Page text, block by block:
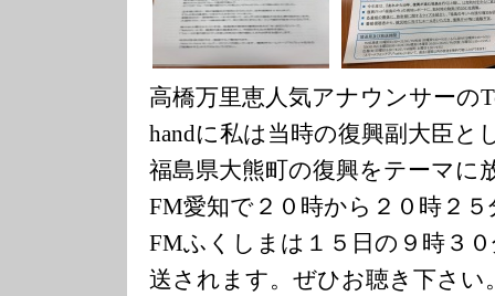
高橋万里恵人気アナウンサーの
handに私は当時の復興副大臣と
福島県大熊町の復興をテーマに
FM愛知で２０時から２０時２
FMふくしまは１５日の９時３
送されます。ぜひお聴き下さい